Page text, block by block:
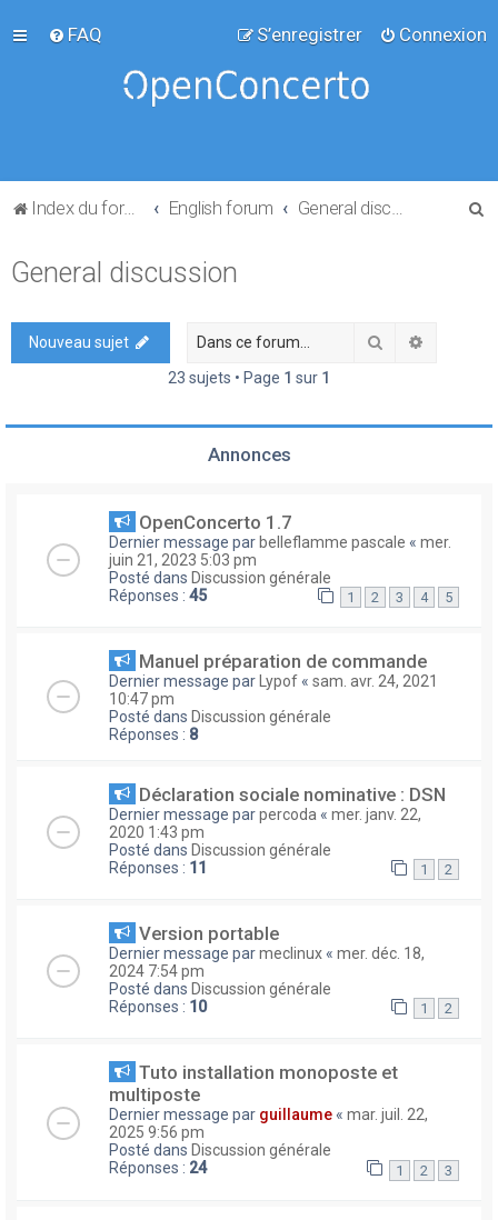
FAQ Connexion
S’enregistrer
Index du forum English forum
h
General discussion
Nouveau sujet Rechercher
23 sujets • Page 1 sur 1
Annonces
OpenConcerto 1.7
Dernier message par belleflamme pascale « mer.
juin 21, 2023 5:03 pm
Posté dans Discussion générale
Réponses : 45 1 2 3 4 5
Manuel préparation de commande
Dernier message par Lypof « sam. avr. 24, 2021
10:47 pm
Posté dans Discussion générale
Réponses : 8
Déclaration sociale nominative : DSN
Dernier message parpercoda « mer. janv. 22,
2020 1:43 pm
Posté dans Discussion générale
Réponses : 11 1 2
Version portable
Dernier message parmeclinux « mer. déc. 18,
2024 7:54 pm
Posté dans Discussion générale
Réponses : 10 1 2
Tuto installation monoposte et
multiposte
Dernier message par guillaume « mar. juil. 22,
2025 9:56 pm
Posté dans Discussion générale
Réponses : 24 1 2 3